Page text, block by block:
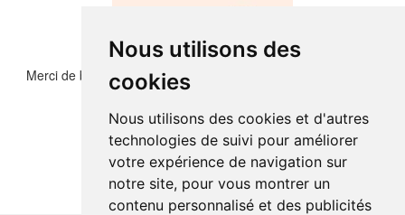
Nous utilisons des
cookies
Nous utilisons des cookies et d'autres
technologies de suivi pour améliorer
votre expérience de navigation sur
notre site, pour vous montrer un
contenu personnalisé et des publicités
Merci de bien vouloir recopier les chiffres et lettre ci-dessous :